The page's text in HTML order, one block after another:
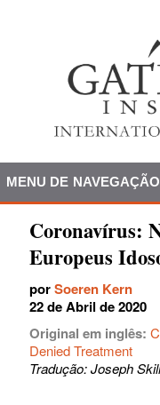
MENU DE NAVEGAÇÃO
Coronavírus:
Europeus
porSoeren Kern
22 de Abril de 2020
Original em inglês:
Denied Treatment
Tradução: Joseph